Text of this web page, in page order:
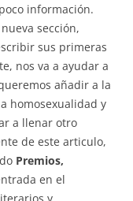
información.
sección,
sus primeras
nos va a ayudar a
añadir a la
homosexualidad y
a llenar otro
de este articulo,
Premios,
en el